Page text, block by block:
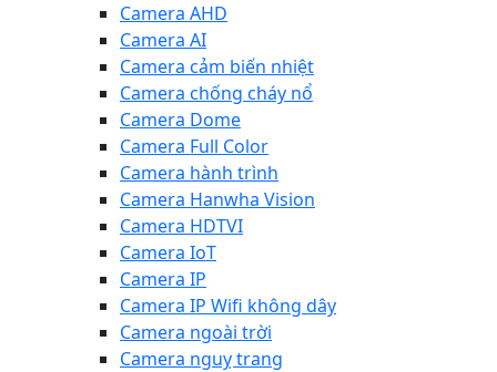
Camera AHD
Camera AI
Camera cảm biến nhiệt
Camera chống cháy nổ
Camera Dome
Camera Full Color
Camera hành trình
Camera Hanwha Vision
Camera HDTVI
Camera IoT
Camera IP
Camera IP Wifi không dây
Camera ngoài trời
Camera nguỵ trang